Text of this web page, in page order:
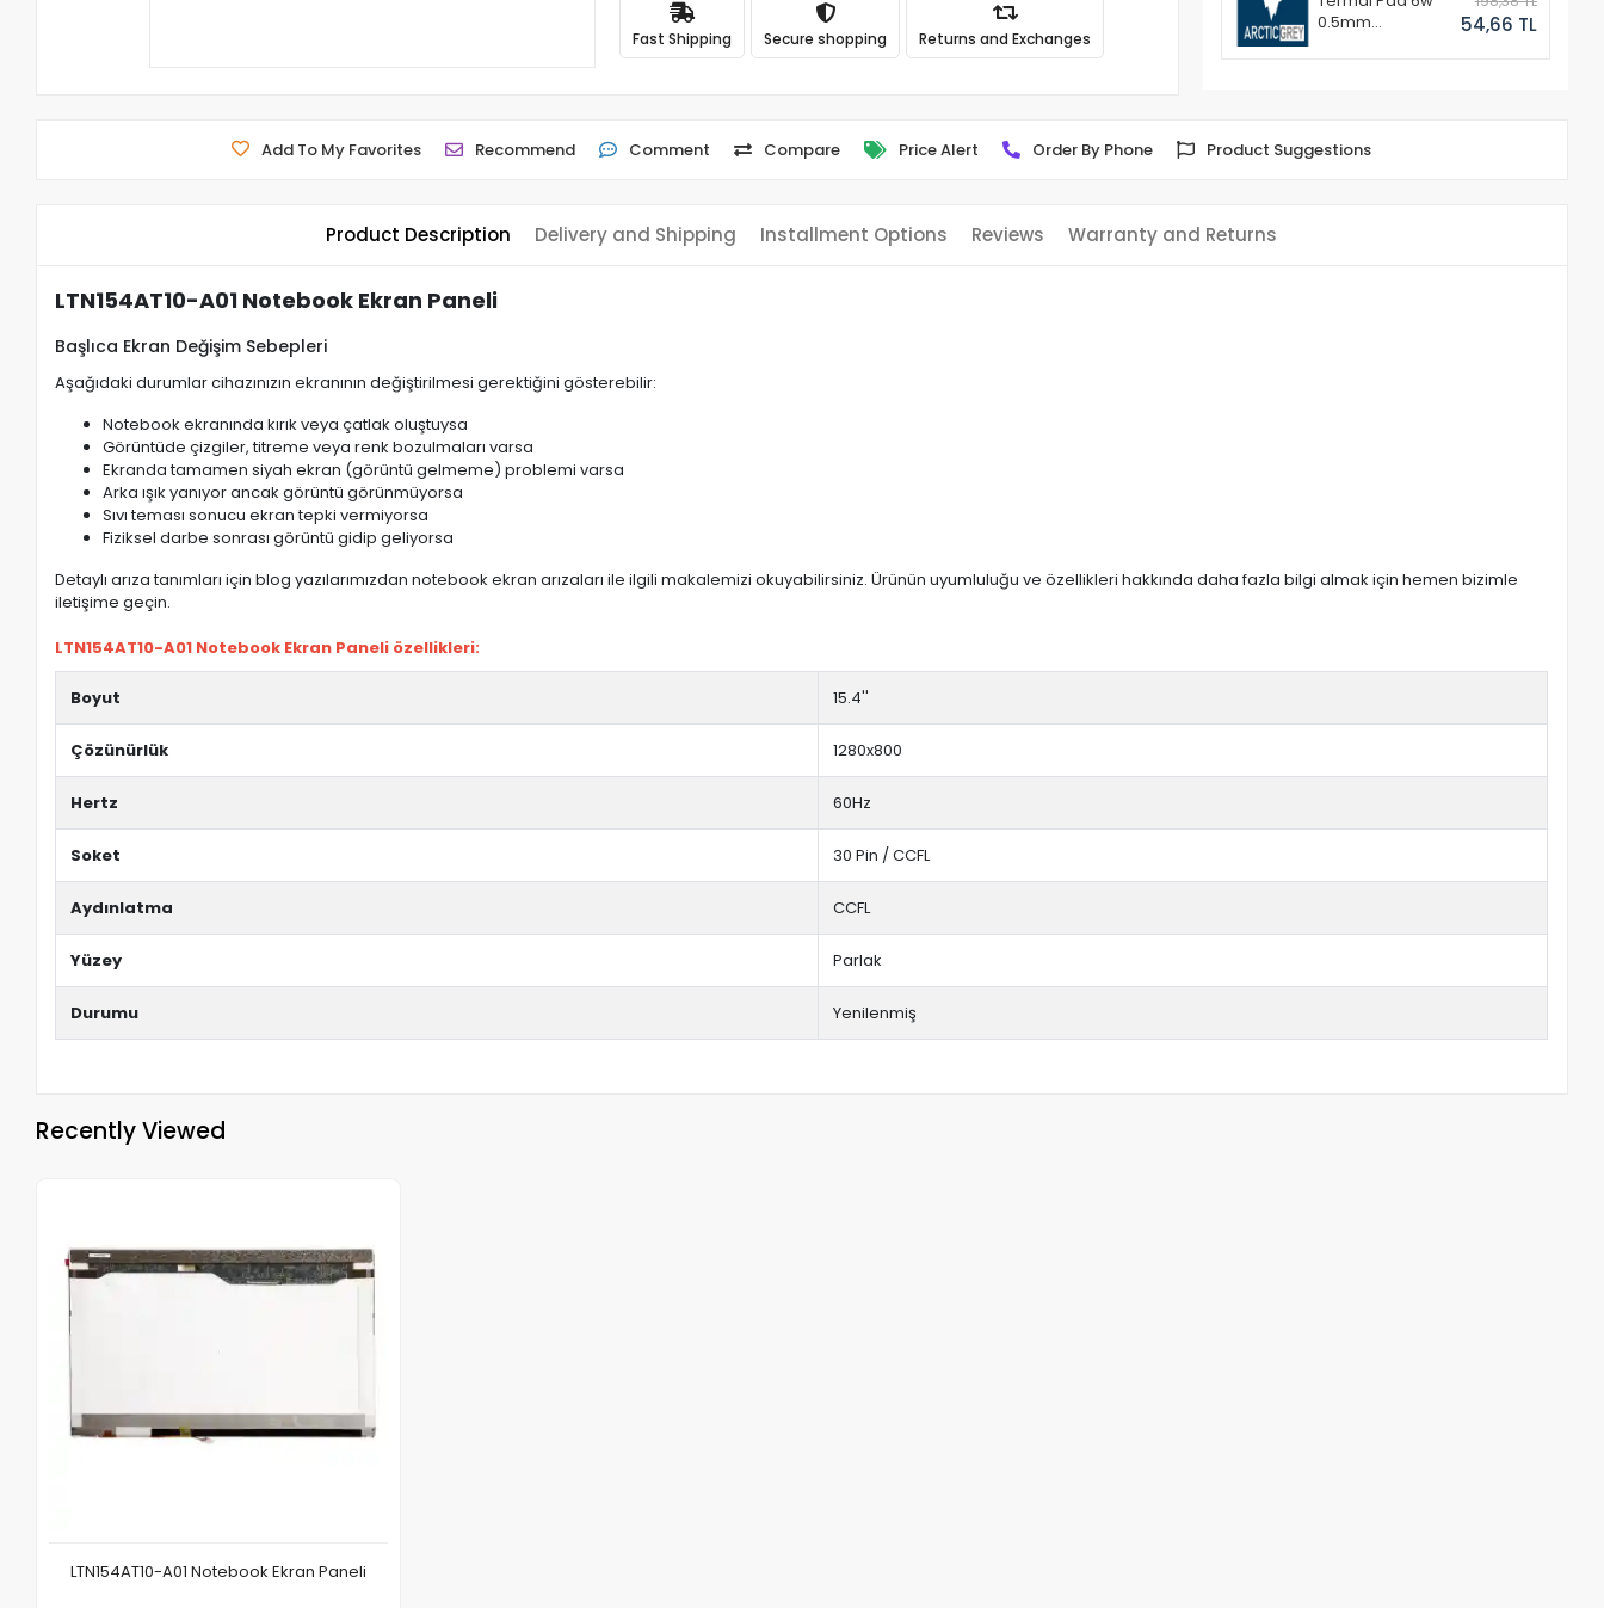
Fast Shipping Secure shopping Returns and Exchanges
0.5mm
54,66 TL
Add To My Favorites Recommend Comment Compare Price Alert Order By Phone Product Suggestions
Product Description Delivery and Shipping Installment Options Reviews Warranty and Returns
LTN154AT10-A01 Notebook Ekran Paneli
Başlıca Ekran Değişim Sebepleri
Aşağıdaki durumlar cihazınızın ekranının değiştirilmesi gerektiğini gösterebilir:
Notebook ekranında kırık veya çatlak oluştuysa
Görüntüde çizgiler, titreme veya renk bozulmaları varsa
Ekranda tamamen siyah ekran (görüntü gelmeme) problemi varsa
Arka ışık yanıyor ancak görüntü görünmüyorsa
Sıvı teması sonucu ekran tepki vermiyorsa
Fiziksel darbe sonrası görüntü gidip geliyorsa
Detaylı arıza tanımları için blog yazılarımızdan notebook ekran arızaları ile ilgili makalemizi okuyabilirsiniz. Ürünün uyumluluğu ve özellikleri hakkında daha fazla bilgi almak için hemen bizimle
iletişime geçin.
LTN154AT10-A01 Notebook Ekran Paneli özellikleri:
Boyut 15.4''
Çözünürlük 1280x800
Hertz 60Hz
Soket 30 Pin / CCFL
Aydınlatma CCFL
Yüzey Parlak
Durumu Yenilenmiş
Recently Viewed
LTN154AT10-A01 Notebook Ekran Paneli